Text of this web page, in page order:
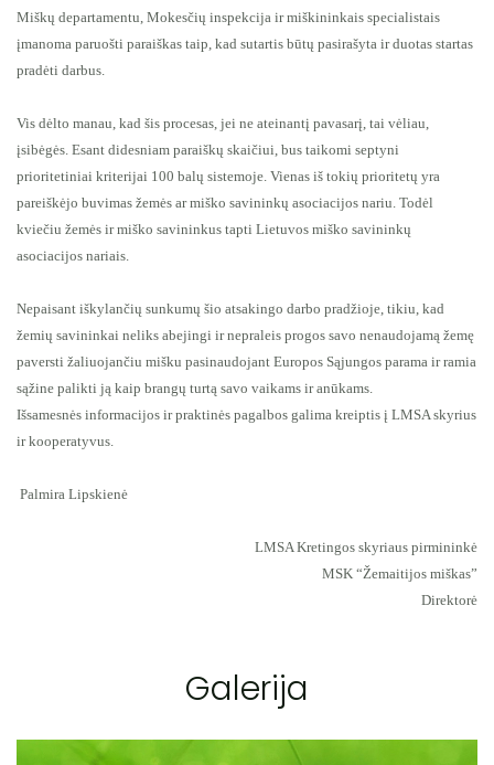
Miškų departamentu, Mokesčių inspekcija ir miškininkais specialistais
įmanoma paruošti paraiškas taip, kad sutartis būtų pasirašyta ir duotas startas
pradėti darbus.
Vis dėlto manau, kad šis procesas, jei ne ateinantį pavasarį, tai vėliau,
įsibėgės. Esant didesniam paraiškų skaičiui, bus taikomi septyni
prioritetiniai kriterijai 100 balų sistemoje. Vienas iš tokių prioritetų yra
pareiškėjo buvimas žemės ar miško savininkų asociacijos nariu. Todėl
kviečiu žemės ir miško savininkus tapti Lietuvos miško savininkų
asociacijos nariais.
Nepaisant iškylančių sunkumų šio atsakingo darbo pradžioje, tikiu, kad
žemių savininkai neliks abejingi ir nepraleis progos savo nenaudojamą žemę
paversti žaliuojančiu mišku pasinaudojant Europos Sąjungos parama ir ramia
sąžine palikti ją kaip brangų turtą savo vaikams ir anūkams.
Išsamesnės informacijos ir praktinės pagalbos galima kreiptis į LMSA skyrius
ir kooperatyvus.
Palmira Lipskienė
LMSA Kretingos skyriaus pirmininkė
MSK “Žemaitijos miškas”
Direktorė
Galerija